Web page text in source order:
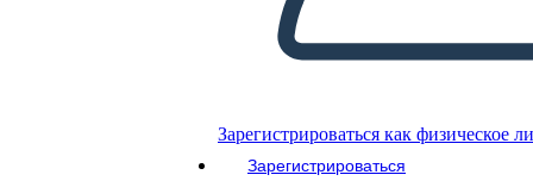
Зарегистрироваться как физическое
Зарегистрироваться